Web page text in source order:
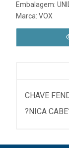
Embalagem:
Marca: VOX
CHAVE
?NICA